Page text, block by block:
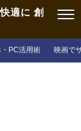
適に 創
・PC活用術 映画で